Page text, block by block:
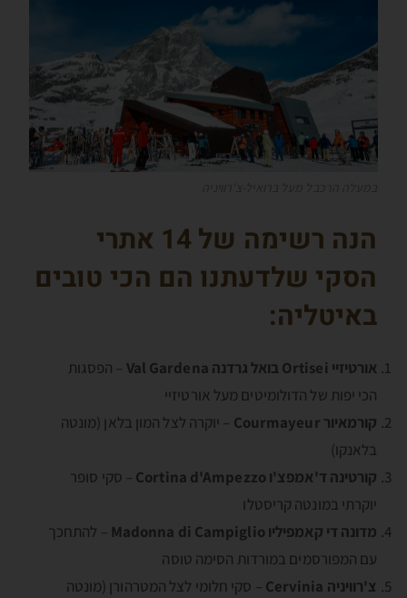
הנה רשימה של 14 אתרי
הסקי שלדעתנו הם הכי טובים
באיטליה:
אורטיזיי Ortisei בואל גרדנה Val Gardena
– הפסגות
הכי יפות של הדולומיטים מעל אורטיזיי
קורמאיור Courmayeur
– יוקרה לצל המון בלאן (מונטה
בלאנקו)
קורטינה ד'אמפצ'ו Cortina d'Ampezzo
– סקי סופר
יוקרתי במונטה קריסטלו
מדונה די קאמפיליו Madonna di Campiglio
– להתחכך
עם המפורסמים במורדות הסימה טוסה
צ'רוויניה Cervinia
– סקי חלומי לצל המטרהורן (מונטה